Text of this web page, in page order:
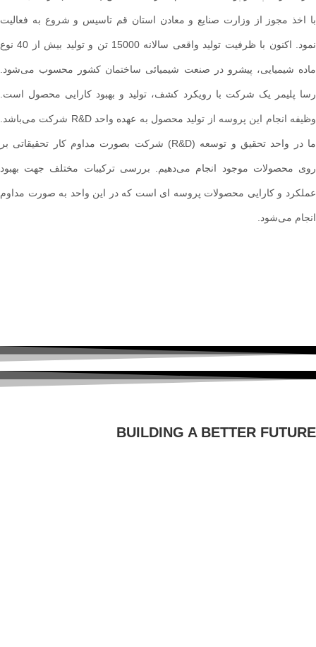
با اخذ مجوز از وزارت صنایع و معادن استان قم تاسیس و شروع به فعالیت
نمود. اکنون با ظرفیت تولید واقعی سالانه 15000 تن و تولید بیش از 40 نوع
ماده شیمیایی، پیشرو در صنعت شیمیائی ساختمان کشور محسوب می‌شود.
رسا پلیمر یک شرکت با رویکرد کشف، تولید و بهبود کارایی محصول است.
وظیفه انجام این پروسه از تولید محصول به عهده واحد R&D شرکت می‌باشد.
ما در واحد تحقیق و توسعه (R&D) شرکت بصورت مداوم کار تحقیقاتی بر
روی محصولات موجود انجام می‌دهیم. بررسی ترکیبات مختلف جهت بهبود
عملکرد و کارایی محصولات پروسه ای است که در این واحد به صورت مداوم
انجام می‌شود.
BUILDING A BETTER FUTURE